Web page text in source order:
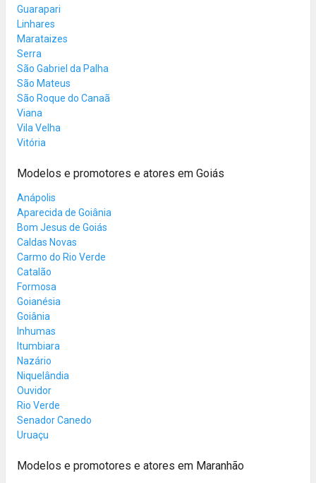
Guarapari
Linhares
Marataizes
Serra
São Gabriel da Palha
São Mateus
São Roque do Canaã
Viana
Vila Velha
Vitória
Modelos e promotores e atores em Goiás
Anápolis
Aparecida de Goiânia
Bom Jesus de Goiás
Caldas Novas
Carmo do Rio Verde
Catalão
Formosa
Goianésia
Goiânia
Inhumas
Itumbiara
Nazário
Niquelândia
Ouvidor
Rio Verde
Senador Canedo
Uruaçu
Modelos e promotores e atores em Maranhão